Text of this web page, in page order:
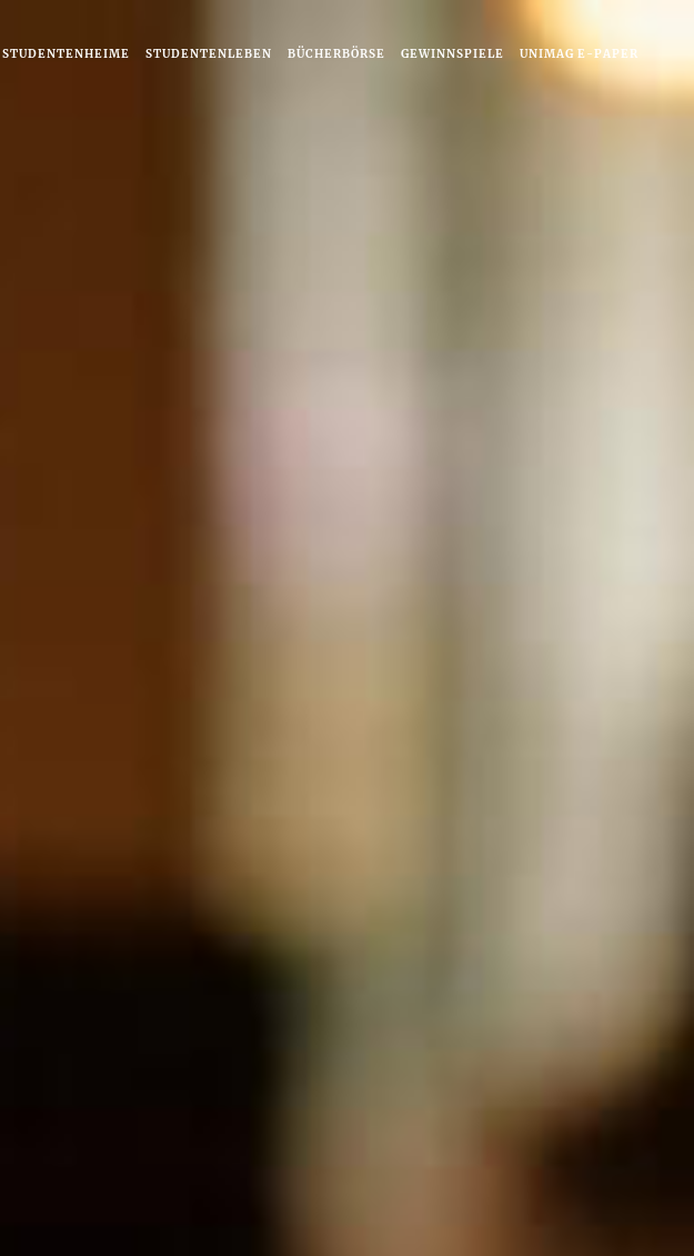
STUDENTENHEIME STUDENTENLEBEN BÜCHERBÖRSE GEWINNSPIELE UNIMAG E-PAPER